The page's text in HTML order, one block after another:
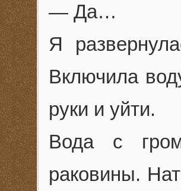
— Да…
Я
Включила
руки и уйти.
Вода с
раковины.